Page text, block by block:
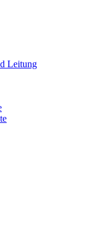
Leitung